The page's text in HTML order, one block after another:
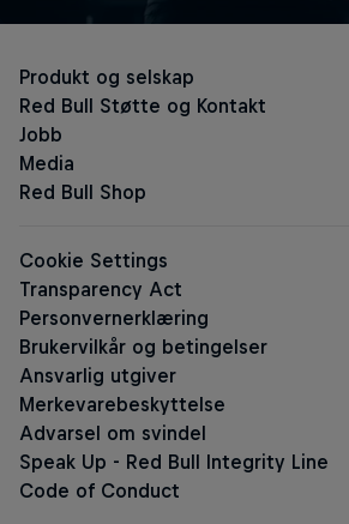
Red Bull Zero
Red Bull Sugarfree
The Summer Edition Sugarfree
The Pink Edition Sugarfree
Red Bull Energy Drink Editions
The Summer Edition
The White Edition
The Yellow Edition